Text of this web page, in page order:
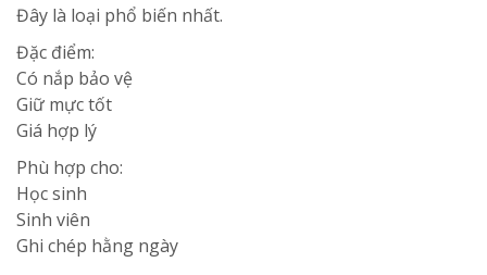
Đây là loại phổ biến nhất.
Đặc điểm:
Có nắp bảo vệ
Giữ mực tốt
Giá hợp lý
Phù hợp cho:
Học sinh
Sinh viên
Ghi chép hằng ngày